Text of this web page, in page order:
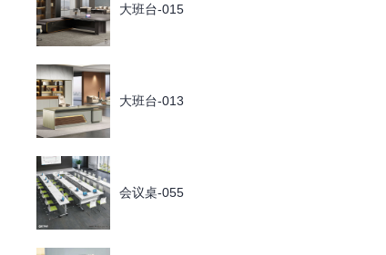
大班台-015
大班台-013
会议桌-055